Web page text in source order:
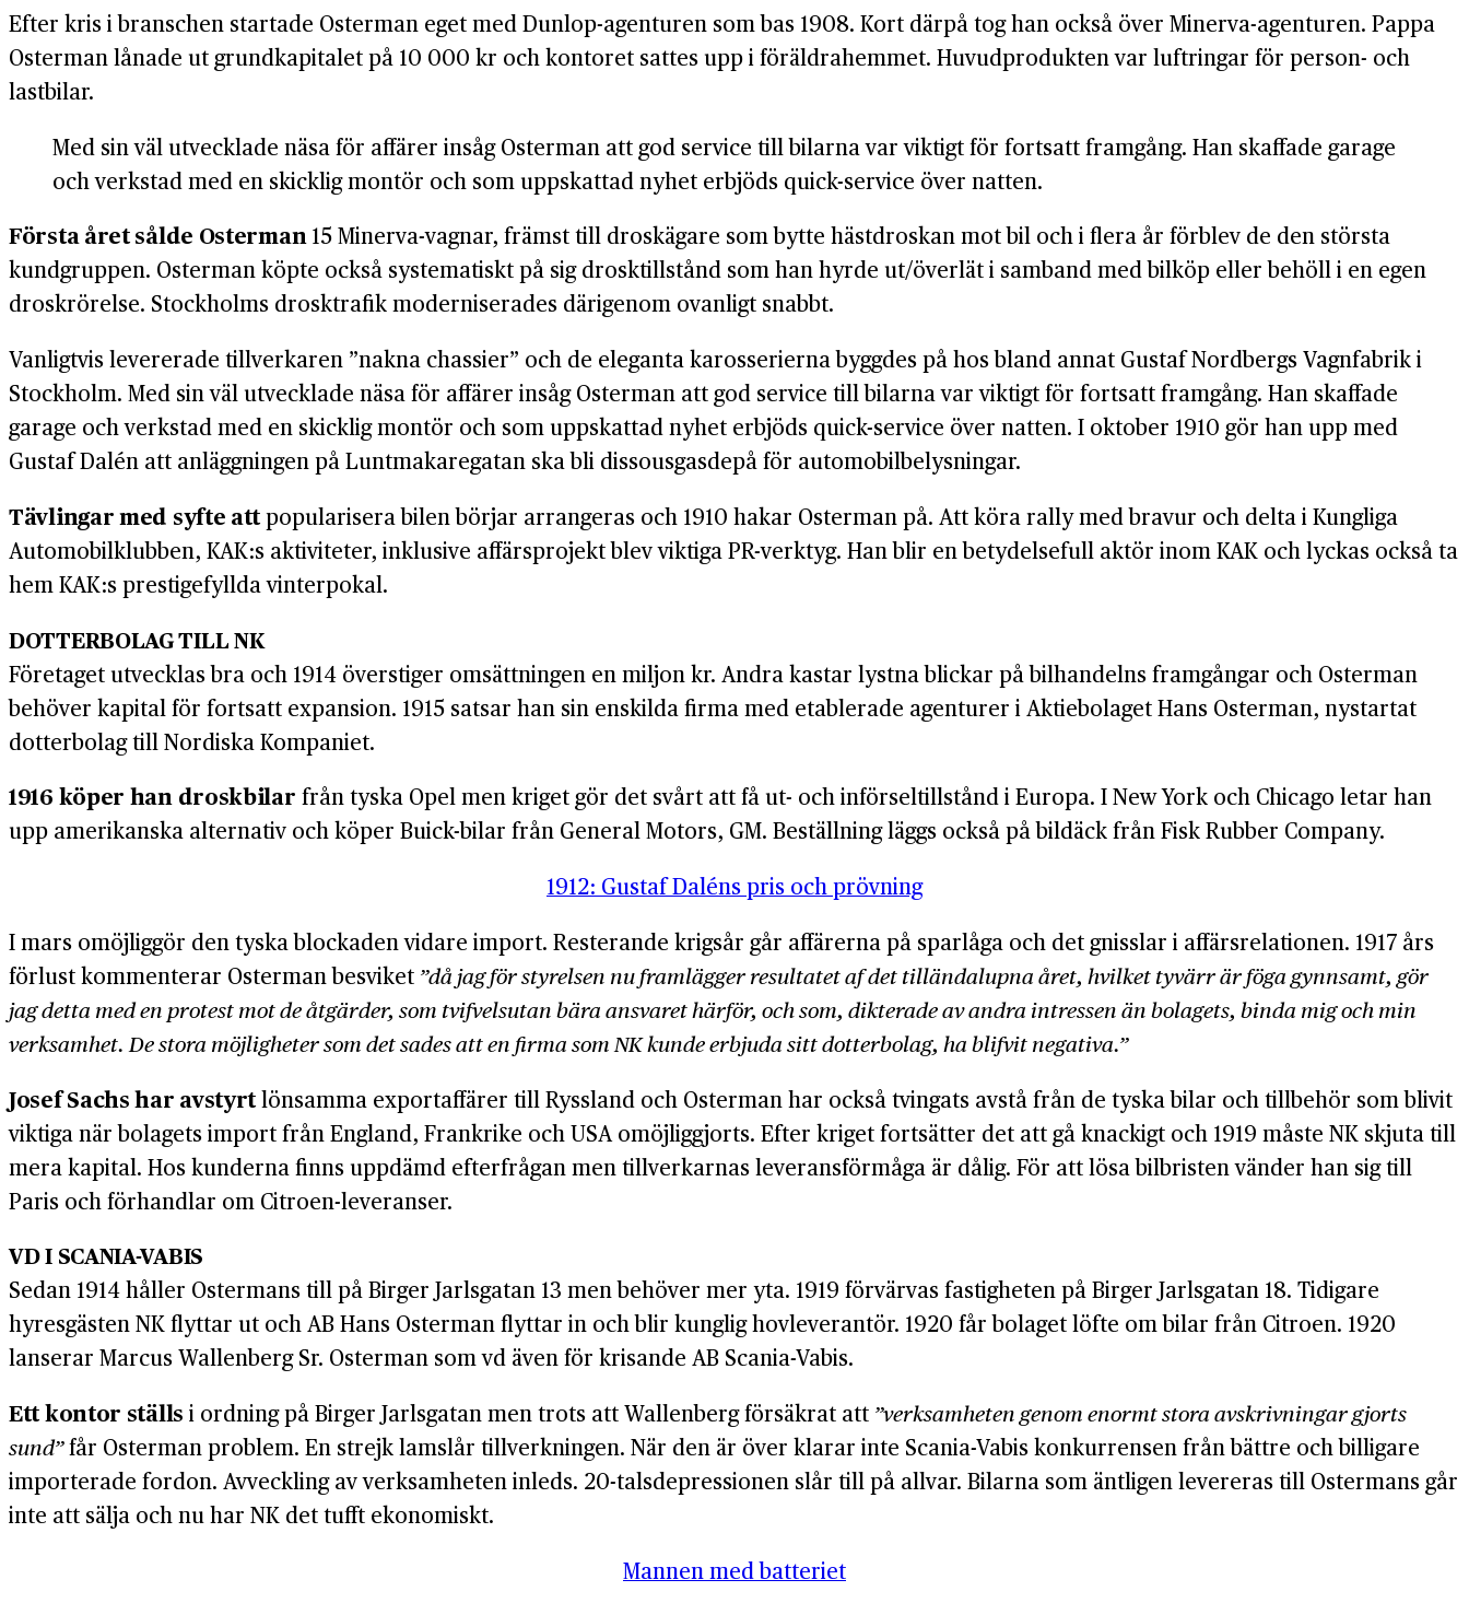
Efter kris i branschen startade Osterman eget med Dunlop-agenturen som bas 1908. Kort därpå tog han också över Minerva-agenturen. Pappa
Osterman lånade ut grundkapitalet på 10 000 kr och kontoret sattes upp i föräldrahemmet. Huvudprodukten var luftringar för person- och
lastbilar.
Med sin väl utvecklade näsa för affärer insåg Osterman att god service till bilarna var viktigt för fortsatt framgång. Han skaffade garage
och verkstad med en skicklig montör och som uppskattad nyhet erbjöds quick-service över natten.
Första året sålde Osterman15 Minerva-vagnar, främst till droskägare som bytte hästdroskan mot bil och i flera år förblev de den största
kundgruppen. Osterman köpte också systematiskt på sig drosktillstånd som han hyrde ut/överlät i samband med bilköp eller behöll i en egen
droskrörelse. Stockholms drosktrafik moderniserades därigenom ovanligt snabbt.
Vanligtvis levererade tillverkaren ”nakna chassier” och de eleganta karosserierna byggdes på hos bland annat Gustaf Nordbergs Vagnfabrik i
Stockholm. Med sin väl utvecklade näsa för affärer insåg Osterman att god service till bilarna var viktigt för fortsatt framgång. Han skaffade
garage och verkstad med en skicklig montör och som uppskattad nyhet erbjöds quick-service över natten. I oktober 1910 gör han upp med
Gustaf Dalén att anläggningen på Luntmakaregatan ska bli dissousgasdepå för automobilbelysningar.
Tävlingar med syfte attpopularisera bilen börjar arrangeras och 1910 hakar Osterman på. Att köra rally med bravur och delta i Kungliga
Automobilklubben, KAK:s aktiviteter, inklusive affärsprojekt blev viktiga PR-verktyg. Han blir en betydelsefull aktör inom KAK och lyckas också ta
hem KAK:s prestigefyllda vinterpokal.
DOTTERBOLAG TILL NK
Företaget utvecklas bra och 1914 överstiger omsättningen en miljon kr. Andra kastar lystna blickar på bilhandelns framgångar och Osterman
behöver kapital för fortsatt expansion. 1915 satsar han sin enskilda firma med etablerade agenturer i Aktiebolaget Hans Osterman, nystartat
dotterbolag till Nordiska Kompaniet.
1916 köper han droskbilar från tyska Opel men kriget gör det svårt att få ut- och införseltillstånd i Europa. I New York och Chicago letar han
upp amerikanska alternativ och köper Buick-bilar från General Motors, GM. Beställning läggs också på bildäck från Fisk Rubber Company.
1912: Gustaf Daléns pris och prövning
I mars omöjliggör den tyska blockaden vidare import. Resterande krigsår går affärerna på sparlåga och det gnisslar i affärsrelationen. 1917 års
förlust kommenterar Osterman besviket ”då jag för styrelsen nu framlägger resultatet af det tilländalupna året, hvilket tyvärr är föga gynnsamt, gör
jag detta med en protest mot de åtgärder, som tvifvelsutan bära ansvaret härför, och som, dikterade av andra intressen än bolagets, binda mig och min
verksamhet. De stora möjligheter som det sades att en firma som NK kunde erbjuda sitt dotterbolag, ha blifvit negativa.”
Josef Sachs har avstyrtlönsamma exportaffärer till Ryssland och Osterman har också tvingats avstå från de tyska bilar och tillbehör som blivit
viktiga när bolagets import från England, Frankrike och USA omöjliggjorts. Efter kriget fortsätter det att gå knackigt och 1919 måste NK skjuta till
mera kapital. Hos kunderna finns uppdämd efterfrågan men tillverkarnas leveransförmåga är dålig. För att lösa bilbristen vänder han sig till
Paris och förhandlar om Citroen-leveranser.
VD I SCANIA-VABIS
Sedan 1914 håller Ostermans till på Birger Jarlsgatan 13 men behöver mer yta. 1919 förvärvas fastigheten på Birger Jarlsgatan 18. Tidigare
hyresgästen NK flyttar ut och AB Hans Osterman flyttar in och blir kunglig hovleverantör. 1920 får bolaget löfte om bilar från Citroen. 1920
lanserar Marcus Wallenberg Sr. Osterman som vd även för krisande AB Scania-Vabis.
Ett kontor ställs i ordning på Birger Jarlsgatan men trots att Wallenberg försäkrat att ”verksamheten genom enormt stora avskrivningar gjorts
sund”får Osterman problem. En strejk lamslår tillverkningen. När den är över klarar inte Scania-Vabis konkurrensen från bättre och billigare
importerade fordon. Avveckling av verksamheten inleds. 20-talsdepressionen slår till på allvar. Bilarna som äntligen levereras till Ostermans går
inte att sälja och nu har NK det tufft ekonomiskt.
Mannen med batteriet